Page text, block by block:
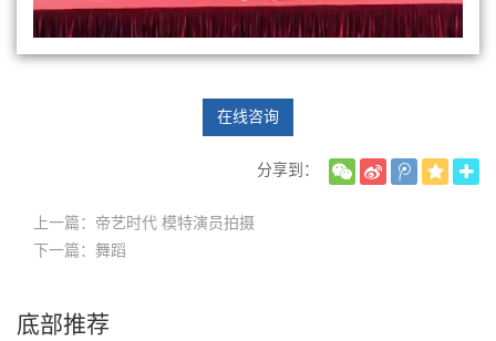
在线咨询
分享到：
上一篇：帝艺时代 模特演员拍摄
下一篇：舞蹈
底部推荐